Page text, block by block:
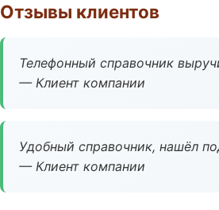
Отзывы клиентов
Телефонный справочник
— Клиент компании
Удобный справочник, нашёл
— Клиент компании